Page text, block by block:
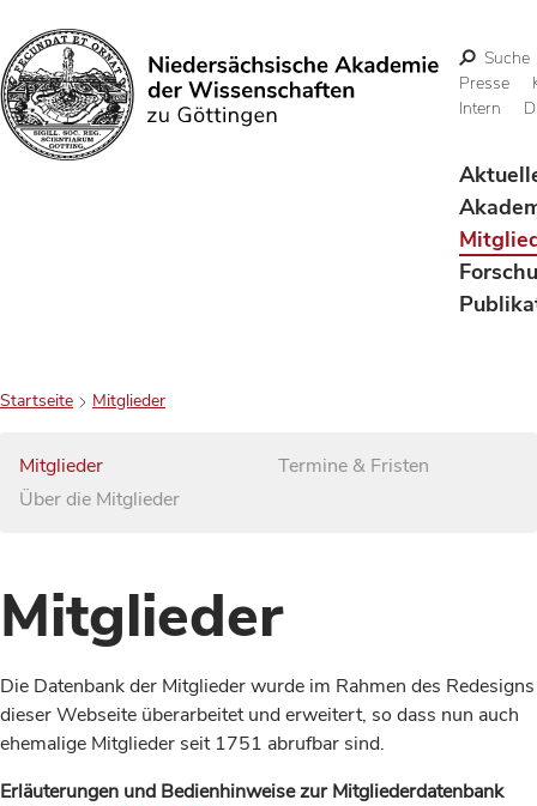
Suchen
Suche
Presse
Intern
Startseite Mitglieder
Mitglieder
Über die Mitglieder
Termine & Fristen
Mitglieder
Die Datenbank der Mitglieder wurde im Rahmen des Redesigns
dieser Webseite überarbeitet und erweitert, so dass nun auch
ehemalige Mitglieder seit 1751 abrufbar sind.
Erläuterungen und Bedienhinweise zur Mitgliederdatenbank